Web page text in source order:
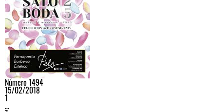
Número 1494
15/02/2018
1
…